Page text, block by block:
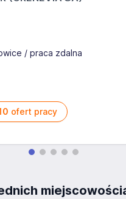
/ praca zdalna
ofert pracy